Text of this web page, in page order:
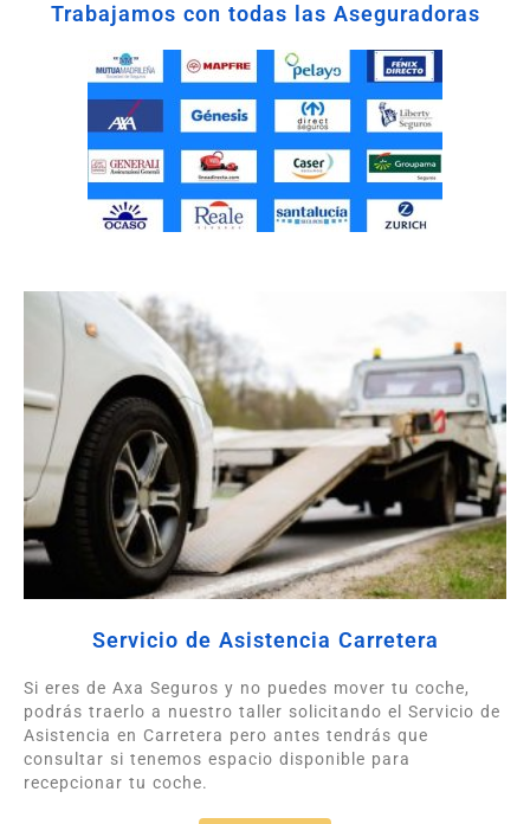
Trabajamos con todas las Aseguradoras
Servicio de Asistencia Carretera
Si eres de Axa Seguros y no puedes mover tu coche,
podrás traerlo a nuestro taller solicitando el Servicio de
Asistencia en Carretera pero antes tendrás que
consultar si tenemos espacio disponible para
recepcionar tu coche.